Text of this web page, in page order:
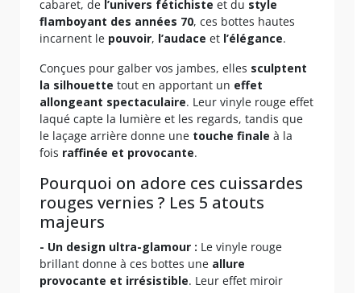
cabaret, de l’univers fétichiste et du style
flamboyant des années 70, ces bottes hautes
incarnent le pouvoir, l’audace et l’élégance.
Conçues pour galber vos jambes, elles sculptent
la silhouette tout en apportant un effet
allongeant spectaculaire. Leur vinyle rouge effet
laqué capte la lumière et les regards, tandis que
le laçage arrière donne une touche finale à la
fois raffinée et provocante.
Pourquoi on adore ces cuissardes
rouges vernies ? Les 5 atouts
majeurs
- Un design ultra-glamour : Le vinyle rouge
brillant donne à ces bottes une allure
provocante et irrésistible. Leur effet miroir